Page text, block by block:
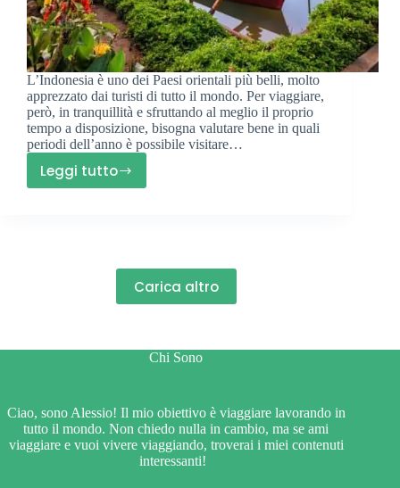
L’Indonesia è uno dei Paesi orientali più belli, molto
apprezzato dai turisti di tutto il mondo. Per viaggiare,
però, in tranquillità e sfruttando al meglio il proprio
tempo a disposizione, bisogna valutare bene in quali
periodi dell’anno è possibile visitare…
Leggi tutto
Quando
Migliori
Carica altro
Chi Sono
Ciao, sono Alessio! Il mio obiettivo è viaggiare lavorando in
tutto il mondo. Non chiedo nulla in cambio, ma se ami
viaggiare e vuoi vivere viaggiando, troverai i miei contenuti
interessanti!